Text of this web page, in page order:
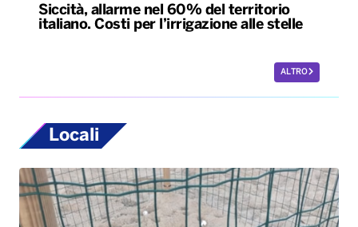
Siccità, allarme nel 60% del territorio
italiano. Costi per l’irrigazione alle stelle
ALTRO
Locali